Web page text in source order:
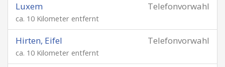
Telefonvorwahl
Luxem
ca. 10 Kilometer entfernt
Telefonvorwahl
Hirten, Eifel
ca. 10 Kilometer entfernt